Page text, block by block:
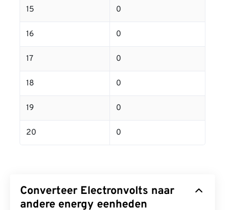
15 0
16 0
17 0
18 0
19 0
20 0
Converteer Electronvolts naar
andere energy eenheden